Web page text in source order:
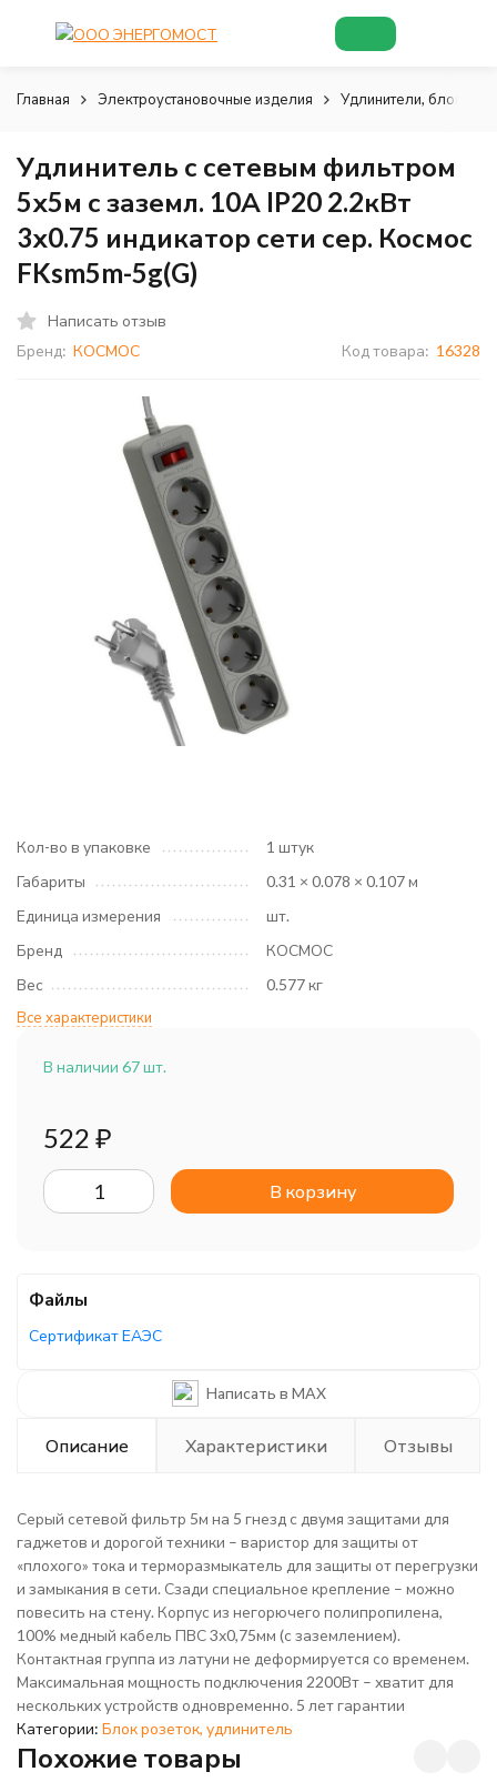
Главная Электроустановочные изделия Удлинители, блоки
Удлинитель с сетевым фильтром
5х5м с заземл. 10А IP20 2.2кВт
3х0.75 индикатор сети сер. Космос
FKsm5m-5g(G)
Написать отзыв
Бренд: КОСМОС Код товара: 16328
Кол-во в упаковке
1 штук
Габариты
0.31 × 0.078 × 0.107 м
Единица измерения
шт.
Бренд
КОСМОС
Вес
0.577 кг
Все характеристики
В наличии 67 шт.
522 ₽
В корзину
Файлы
Сертификат ЕАЭС
Написать в MAX
Описание Характеристики Отзывы
Серый сетевой фильтр 5м на 5 гнезд с двумя защитами для
гаджетов и дорогой техники – варистор для защиты от
«плохого» тока и терморазмыкатель для защиты от перегрузки
и замыкания в сети. Сзади специальное крепление – можно
повесить на стену. Корпус из негорючего полипропилена,
100% медный кабель ПВС 3х0,75мм (с заземлением).
Контактная группа из латуни не деформируется со временем.
Максимальная мощность подключения 2200Вт – хватит для
нескольких устройств одновременно. 5 лет гарантии
Категории: Блок розеток, удлинитель
Похожие товары